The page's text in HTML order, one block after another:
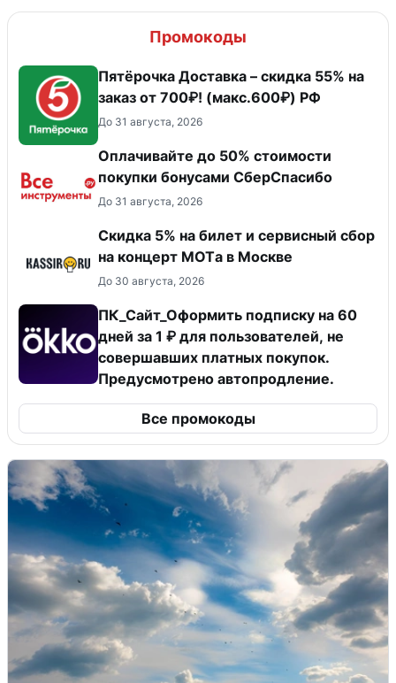
Промокоды
Пятёрочка Доставка – скидка 55% на
заказ от 700₽! (макс.600₽) РФ
До 31 августа, 2026
Оплачивайте до 50% стоимости
покупки бонусами СберСпасибо
До 31 августа, 2026
Скидка 5% на билет и сервисный сбор
на концерт MOTа в Москве
До 30 августа, 2026
ПК_Сайт_Оформить подписку на 60
дней за 1 ₽ для пользователей, не
совершавших платных покупок.
Предусмотрено автопродление.
Все промокоды